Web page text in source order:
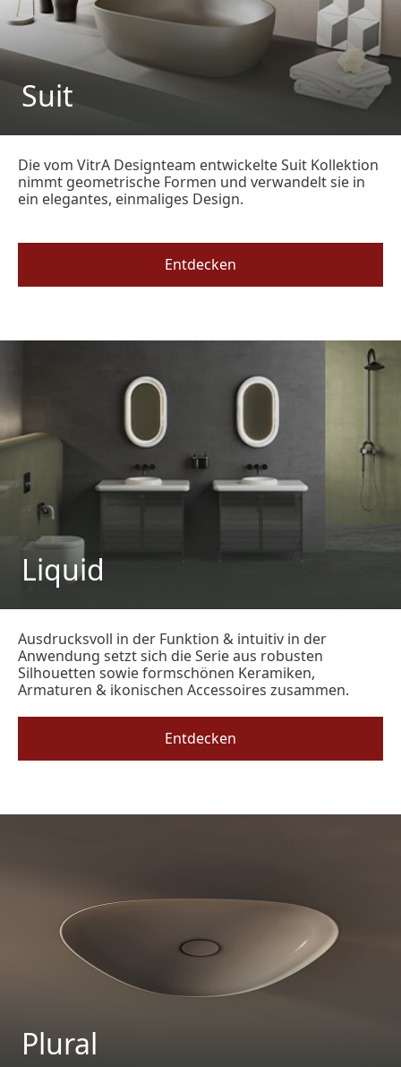
Suit
Die vom VitrA Designteam entwickelte Suit Kollektion
nimmt geometrische Formen und verwandelt sie in
ein elegantes, einmaliges Design.
Entdecken
Liquid
Ausdrucksvoll in der Funktion & intuitiv in der
Anwendung setzt sich die Serie aus robusten
Silhouetten sowie formschönen Keramiken,
Armaturen & ikonischen Accessoires zusammen.
Entdecken
Plural